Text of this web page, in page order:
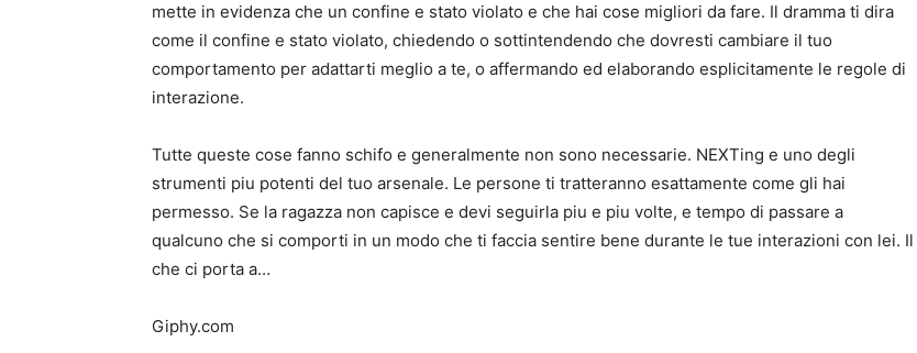
mette in evidenza che un confine e stato violato e che hai cose migliori da fare. Il dramma ti dira
come il confine e stato violato, chiedendo o sottintendendo che dovresti cambiare il tuo
comportamento per adattarti meglio a te, o affermando ed elaborando esplicitamente le regole di
interazione.
Tutte queste cose fanno schifo e generalmente non sono necessarie. NEXTing e uno degli
strumenti piu potenti del tuo arsenale. Le persone ti tratteranno esattamente come gli hai
permesso. Se la ragazza non capisce e devi seguirla piu e piu volte, e tempo di passare a
qualcuno che si comporti in un modo che ti faccia sentire bene durante le tue interazioni con lei. Il
che ci porta a…
Giphy.com